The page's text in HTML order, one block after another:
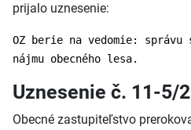
prijalo uznesenie:
OZ berie na vedomie: správu
nájmu obecného lesa.
Uznesenie č. 11-5/
Obecné zastupiteľstvo